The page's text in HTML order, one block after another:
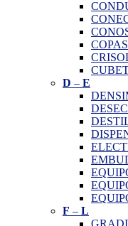
COPAS
D – E
F – L